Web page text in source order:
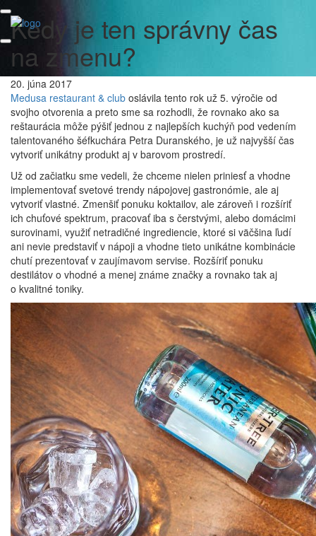
Kedy je ten správny čas
na zmenu?
20. júna 2017
Medusa restaurant & club oslávila tento rok už 5. výročie od
svojho otvorenia a preto sme sa rozhodli, že rovnako ako sa
reštaurácia môže pýšiť jednou z najlepších kuchýň pod vedením
talentovaného šéfkuchára Petra Duranského, je už najvyšší čas
vytvoriť unikátny produkt aj v barovom prostredí.
Už od začiatku sme vedeli, že chceme nielen priniesť a vhodne
implementovať svetové trendy nápojovej gastronómie, ale aj
vytvoriť vlastné. Zmenšiť ponuku koktailov, ale zároveň i rozšíriť
ich chuťové spektrum, pracovať iba s čerstvými, alebo domácimi
surovinami, využiť netradičné ingrediencie, ktoré si väčšina ľudí
ani nevie predstaviť v nápoji a vhodne tieto unikátne kombinácie
chutí prezentovať v zaujímavom servise. Rozšíriť ponuku
destilátov o vhodné a menej známe značky a rovnako tak aj
o kvalitné toniky.